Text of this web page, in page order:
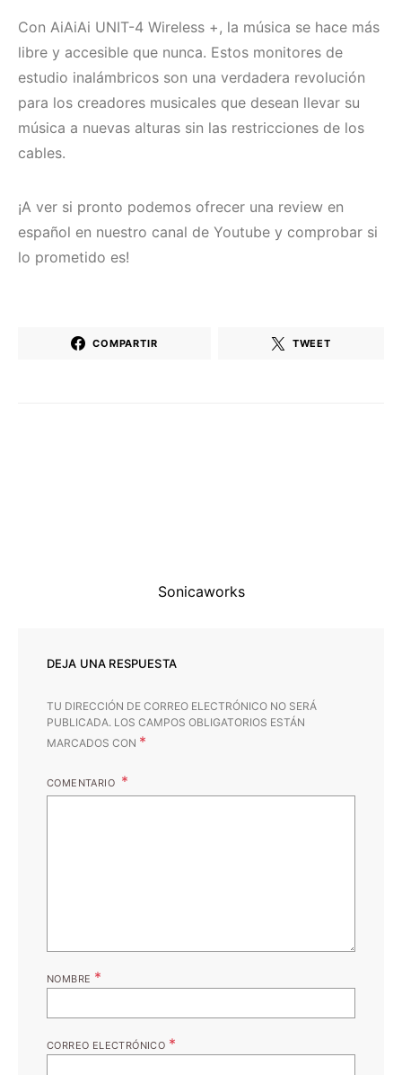
Con AiAiAi UNIT-4 Wireless +, la música se hace más
libre y accesible que nunca. Estos monitores de
estudio inalámbricos son una verdadera revolución
para los creadores musicales que desean llevar su
música a nuevas alturas sin las restricciones de los
cables.
¡A ver si pronto podemos ofrecer una review en
español en nuestro canal de Youtube y comprobar si
lo prometido es!
COMPARTIR TWEET
Sonicaworks
DEJA UNA RESPUESTA
TU DIRECCIÓN DE CORREO ELECTRÓNICO NO SERÁ
PUBLICADA. LOS CAMPOS OBLIGATORIOS ESTÁN
MARCADOS CON *
COMENTARIO
NOMBRE *
CORREO ELECTRÓNICO *